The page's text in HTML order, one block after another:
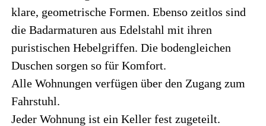
klare, geometrische Formen. Ebenso zeitlos sind
die Badarmaturen aus Edelstahl mit ihren
puristischen Hebelgriffen. Die bodengleichen
Duschen sorgen so für Komfort.
Alle Wohnungen verfügen über den Zugang zum
Fahrstuhl.
Jeder Wohnung ist ein Keller fest zugeteilt.